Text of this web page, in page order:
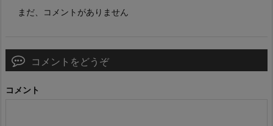
まだ、コメントがありません
コメントをどうぞ
コメント